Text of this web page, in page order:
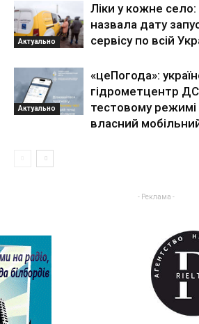
Актуально
Ліки у кожне
назвала дату
сервісу по всій
Актуально
«цеПогода»:
гідрометцентр
тестовому режимі
власний
- Реклама -